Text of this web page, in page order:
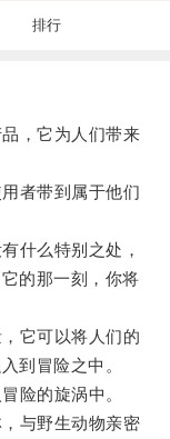
排行
，它为人们带来
者带到属于他们
什么特别之处，
的那一刻，你将
它可以将人们的
到冒险之中。
险的旋涡中。
与野生动物亲密